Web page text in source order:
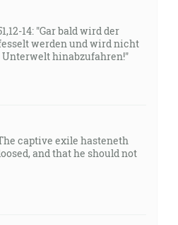
zomierajú, zrovna tak i v
[1Kor 15:22]
svojho Ducha na každé
a nového ducha dám do vášho
kamenné srdce z vášho tela a
[Ez 36:26]
14: "Gar bald wird der
werden und wird nicht
Unterwelt hinabzufahren!"
captive exile hasteneth
and that he should not